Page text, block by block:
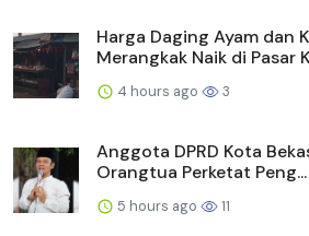
Harga Daging Ayam dan
Merangkak Naik di Pasar
4 hours ago 3
Anggota DPRD Kota
Orangtua Perketat Peng...
5 hours ago 11